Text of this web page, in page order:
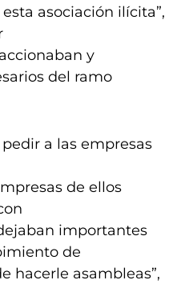
asociación ilícita”,
y
del ramo
a las empresas
de ellos
importantes
de
hacerle asambleas”,